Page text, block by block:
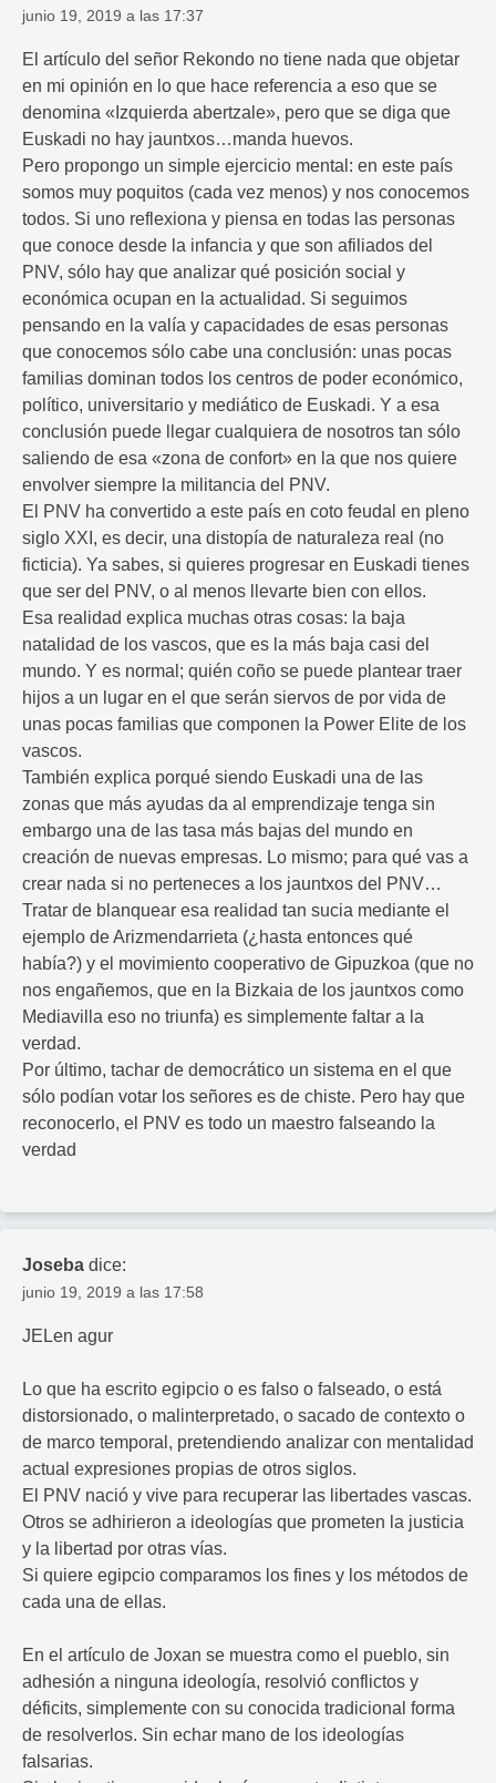
junio 19, 2019 a las 17:37
El artículo del señor Rekondo no tiene nada que objetar
en mi opinión en lo que hace referencia a eso que se
denomina «Izquierda abertzale», pero que se diga que
Euskadi no hay jauntxos…manda huevos.
Pero propongo un simple ejercicio mental: en este país
somos muy poquitos (cada vez menos) y nos conocemos
todos. Si uno reflexiona y piensa en todas las personas
que conoce desde la infancia y que son afiliados del
PNV, sólo hay que analizar qué posición social y
económica ocupan en la actualidad. Si seguimos
pensando en la valía y capacidades de esas personas
que conocemos sólo cabe una conclusión: unas pocas
familias dominan todos los centros de poder económico,
político, universitario y mediático de Euskadi. Y a esa
conclusión puede llegar cualquiera de nosotros tan sólo
saliendo de esa «zona de confort» en la que nos quiere
envolver siempre la militancia del PNV.
El PNV ha convertido a este país en coto feudal en pleno
siglo XXI, es decir, una distopía de naturaleza real (no
ficticia). Ya sabes, si quieres progresar en Euskadi tienes
que ser del PNV, o al menos llevarte bien con ellos.
Esa realidad explica muchas otras cosas: la baja
natalidad de los vascos, que es la más baja casi del
mundo. Y es normal; quién coño se puede plantear traer
hijos a un lugar en el que serán siervos de por vida de
unas pocas familias que componen la Power Elite de los
vascos.
También explica porqué siendo Euskadi una de las
zonas que más ayudas da al emprendizaje tenga sin
embargo una de las tasa más bajas del mundo en
creación de nuevas empresas. Lo mismo; para qué vas a
crear nada si no perteneces a los jauntxos del PNV…
Tratar de blanquear esa realidad tan sucia mediante el
ejemplo de Arizmendarrieta (¿hasta entonces qué
había?) y el movimiento cooperativo de Gipuzkoa (que no
nos engañemos, que en la Bizkaia de los jauntxos como
Mediavilla eso no triunfa) es simplemente faltar a la
verdad.
Por último, tachar de democrático un sistema en el que
sólo podían votar los señores es de chiste. Pero hay que
reconocerlo, el PNV es todo un maestro falseando la
verdad
Joseba dice:
junio 19, 2019 a las 17:58
JELen agur
Lo que ha escrito egipcio o es falso o falseado, o está
distorsionado, o malinterpretado, o sacado de contexto o
de marco temporal, pretendiendo analizar con mentalidad
actual expresiones propias de otros siglos.
El PNV nació y vive para recuperar las libertades vascas.
Otros se adhirieron a ideologías que prometen la justicia
y la libertad por otras vías.
Si quiere egipcio comparamos los fines y los métodos de
cada una de ellas.
En el artículo de Joxan se muestra como el pueblo, sin
adhesión a ninguna ideología, resolvió conflictos y
déficits, simplemente con su conocida tradicional forma
de resolverlos. Sin echar mano de los ideologías
falsarias.